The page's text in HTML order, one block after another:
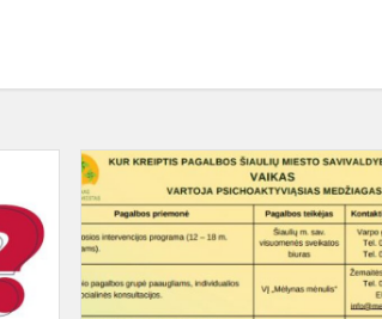
Jei
krizė
arba
karas:
kaip
elgtis